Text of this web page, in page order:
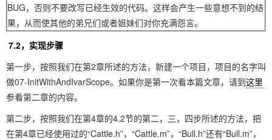
BUG，否则不要改写已经生效的代码。这样会产生一些意想不到的结
果，从而使其他的弟兄们或者姐妹们对你充满怨言。
7.2，实现步骤
第一步，按照我们在第2章所述的方法，新建一个项目，项目的名字叫
做07-InitWithAndIvarScope。如果你是第一次看本篇文章，请到这里
参看第二章的内容。
第二步，按照我们在第4章的4.2节的第二，三，四步所述的方法，把
在第4章已经使用过的“Cattle.h”，“Cattle.m”，“Bull.h”还有“Bull.m”，